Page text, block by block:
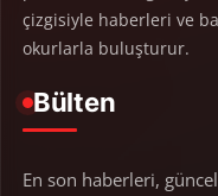
çizgisiyle haberleri ve
okurlarla buluşturur.
Bülten
En son haberleri,